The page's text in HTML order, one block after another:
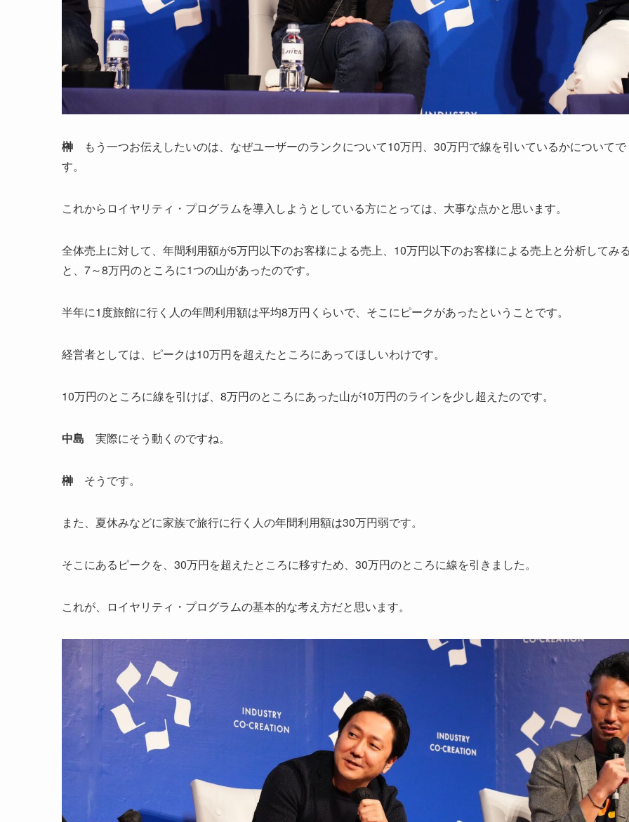
榊 もう一つお伝えしたいのは、なぜユーザーのランクについて10万円、30万円で線を引いているかについてで
す。
これからロイヤリティ・プログラムを導入しようとしている方にとっては、大事な点かと思います。
全体売上に対して、年間利用額が5万円以下のお客様による売上、10万円以下のお客様による売上と分析してみ
と、7～8万円のところに1つの山があったのです。
半年に1度旅館に行く人の年間利用額は平均8万円くらいで、そこにピークがあったということです。
経営者としては、ピークは10万円を超えたところにあってほしいわけです。
10万円のところに線を引けば、8万円のところにあった山が10万円のラインを少し超えたのです。
中島 実際にそう動くのですね。
榊 そうです。
また、夏休みなどに家族で旅行に行く人の年間利用額は30万円弱です。
そこにあるピークを、30万円を超えたところに移すため、30万円のところに線を引きました。
これが、ロイヤリティ・プログラムの基本的な考え方だと思います。